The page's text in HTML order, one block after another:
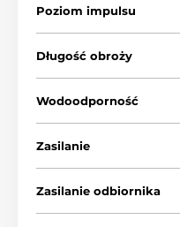
Poziom impulsu
Długość obroży
Wodoodporność
Zasilanie
Zasilanie odbiornika